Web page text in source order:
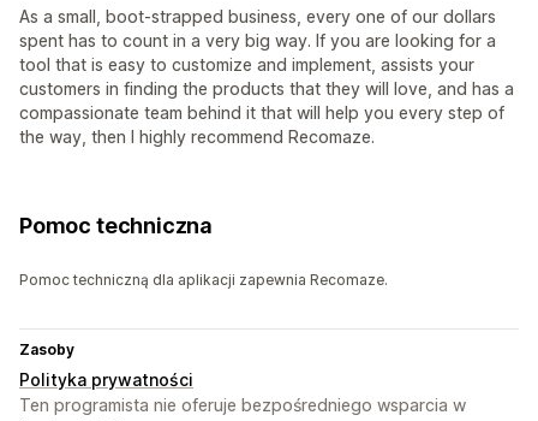
As a small, boot-strapped business, every one of our dollars
spent has to count in a very big way. If you are looking for a
tool that is easy to customize and implement, assists your
customers in finding the products that they will love, and has a
compassionate team behind it that will help you every step of
the way, then I highly recommend Recomaze.
Pomoc techniczna
Pomoc techniczną dla aplikacji zapewnia Recomaze.
Zasoby
Polityka prywatności
Ten programista nie oferuje bezpośredniego wsparcia w